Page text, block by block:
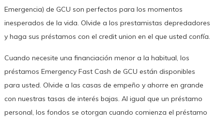
Emergencia) de GCU son perfectos para los momentos
inesperados de la vida. Olvide a los prestamistas depredadores
y haga sus préstamos con el credit union en el que usted confía.
Cuando necesite una financiación menor a la habitual, los
préstamos Emergency Fast Cash de GCU están disponibles
para usted. Olvide a las casas de empeño y ahorre en grande
con nuestras tasas de interés bajas. Al igual que un préstamo
personal, los fondos se otorgan cuando comienza el préstamo